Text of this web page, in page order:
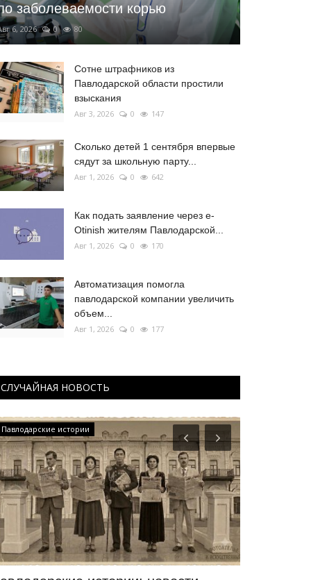
заболеваемости корью
6, 2026 0 80
Сотне штрафников из
Павлодарской области простили
взыскания
Авг 3, 2026 0 147
Сколько детей 1 сентября впервые
сядут за школьную парту...
Авг 1, 2026 0 642
Как подать заявление через e-
Otinish жителям Павлодарской...
Авг 1, 2026 0 170
Автоматизация помогла
павлодарской компании увеличить
объем...
Авг 1, 2026 0 177
СЛУЧАЙНАЯ НОВОСТЬ
Павлодарские истории